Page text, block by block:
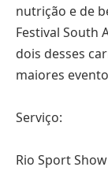
nutrição e de
Festival South
dois desses
maiores
Serviço:
Rio Sport Show